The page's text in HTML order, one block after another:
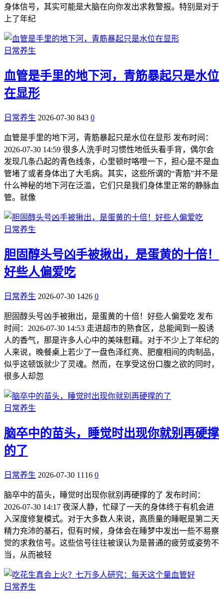
身体信号，其实可能是大脑在向你发出求救警报。特别是对于
上了年纪
日常养生
血管是手里的地下河，青筋暴起只是水位
在显形
日常养生 2026-07-30 843 0
血管是手里的地下河，青筋暴起只是水位在显形 发布时间：
2026-07-30 14:59 很多人洗手时习惯性地低头看手背，偶尔会
发现几条凸起的青色线条，心里顿时咯噔一下，担心是不是血
管堵了或者身体出了大毛病。其实，这些所谓的“青筋”并不是
什么神秘的地下河在泛滥，它们只是我们身体里正常的静脉血
管。就像
日常养生
胆固醇头号凶手被揪出，是蛋黄的十倍！
好些人偏爱吃
日常养生 2026-07-30 1426 0
胆固醇头号凶手被揪出，是蛋黄的十倍！好些人偏爱吃 发布
时间：2026-07-30 14:53 走进超市的熟食区，总能闻到一股诱
人的香气，那是许多人心中的美味慰藉。对于不少上了年纪的
人来说，晚餐桌上若少了一盘色泽红亮、肥瘦相间的肉制品，
似乎这顿饭就少了灵魂。然而，在享受这份口腹之欲的同时，
很多人却忽
日常养生
脑卒中的苗头，睡觉时出现你就别再硬撑
的了
日常养生 2026-07-30 1116 0
脑卒中的苗头，睡觉时出现你就别再硬撑的了 发布时间：
2026-07-30 14:17 夜深人静，忙碌了一天的身体终于有机会进
入深度修复模式。对于大多数人来说，高质量的睡眠是第二天
精力充沛的基石，但有时候，身体会在睡梦中发出一些不易察
觉的求救信号。这些信号往往被误认为是普通的疲劳或姿势不
当，从而被轻
日常养生